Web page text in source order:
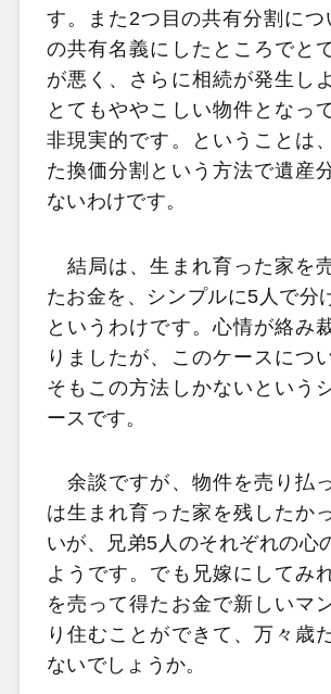
す。また2つ目の共有分割につ
の共有名義にしたところでと
が悪く、さらに相続が発生し
とてもややこしい物件となっ
非現実的です。ということは
た換価分割という方法で遺産
ないわけです。
結局は、生まれ育った家を
たお金を、シンプルに5人で分
というわけです。心情が絡み
りましたが、このケースにつ
そもこの方法しかないという
ースです。
余談ですが、物件を売り払
は生まれ育った家を残したか
いが、兄弟5人のそれぞれの心
ようです。でも兄嫁にしてみ
を売って得たお金で新しいマ
り住むことができて、万々歳
ないでしょうか。